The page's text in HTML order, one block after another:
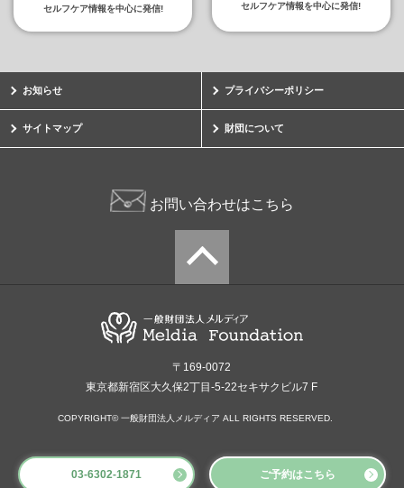
03-6302-1871 ご予約はこちら
セルフケア情報を中心に発信!
セルフケア情報を中心に発信!
お知らせ プライバシーポリシー
サイトマップ 財団について
お問い合わせはこちら
〒169-0072
東京都新宿区大久保2丁目-5-22セキサクビル7 F
COPYRIGHT© 一般財団法人メルディア ALL RIGHTS RESERVED.